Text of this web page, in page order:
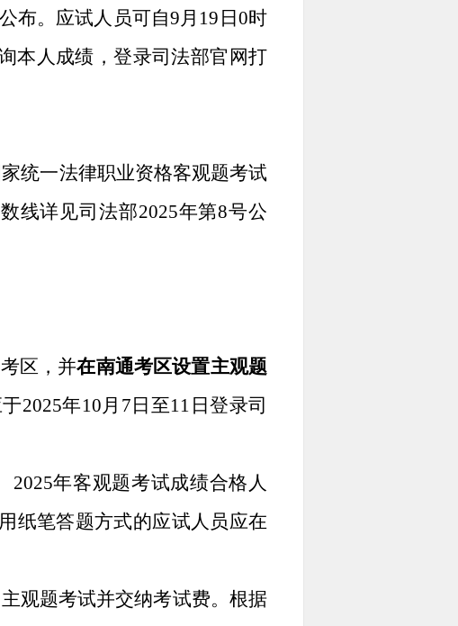
布。应试人员可自9月19日0时
本人成绩，登录司法部官网打
统一法律职业资格客观题考试
线详见司法部2025年第8号公
区，并在南通考区设置主观题
2025年10月7日至11日登录司
2025年客观题考试成绩合格人
纸笔答题方式的应试人员应在
观题考试并交纳考试费。根据